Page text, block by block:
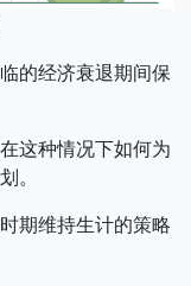
的经济衰退期间保
这种情况下如何为
。
期维持生计的策略